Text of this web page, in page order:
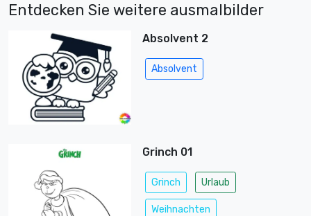
Entdecken Sie weitere ausmalbilder
Absolvent 2
Absolvent
Grinch 01
Grinch Urlaub
Weihnachten